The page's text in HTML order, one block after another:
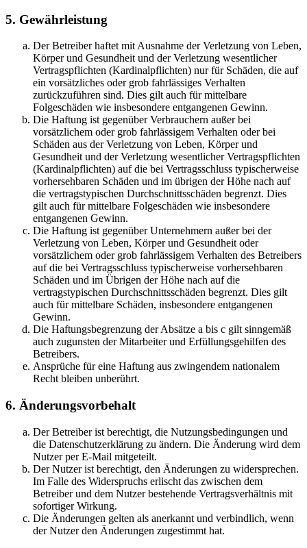
5. Gewährleistung
Der Betreiber haftet mit Ausnahme der Verletzung von Leben,
Körper und Gesundheit und der Verletzung wesentlicher
Vertragspflichten (Kardinalpflichten) nur für Schäden, die auf
ein vorsätzliches oder grob fahrlässiges Verhalten
zurückzuführen sind. Dies gilt auch für mittelbare
Folgeschäden wie insbesondere entgangenen Gewinn.
Die Haftung ist gegenüber Verbrauchern außer bei
vorsätzlichem oder grob fahrlässigem Verhalten oder bei
Schäden aus der Verletzung von Leben, Körper und
Gesundheit und der Verletzung wesentlicher Vertragspflichten
(Kardinalpflichten) auf die bei Vertragsschluss typischerweise
vorhersehbaren Schäden und im übrigen der Höhe nach auf
die vertragstypischen Durchschnittsschäden begrenzt. Dies
gilt auch für mittelbare Folgeschäden wie insbesondere
entgangenen Gewinn.
Die Haftung ist gegenüber Unternehmern außer bei der
Verletzung von Leben, Körper und Gesundheit oder
vorsätzlichem oder grob fahrlässigem Verhalten des Betreibers
auf die bei Vertragsschluss typischerweise vorhersehbaren
Schäden und im Übrigen der Höhe nach auf die
vertragstypischen Durchschnittsschäden begrenzt. Dies gilt
auch für mittelbare Schäden, insbesondere entgangenen
Gewinn.
Die Haftungsbegrenzung der Absätze a bis c gilt sinngemäß
auch zugunsten der Mitarbeiter und Erfüllungsgehilfen des
Betreibers.
Ansprüche für eine Haftung aus zwingendem nationalem
Recht bleiben unberührt.
6. Änderungsvorbehalt
Der Betreiber ist berechtigt, die Nutzungsbedingungen und
die Datenschutzerklärung zu ändern. Die Änderung wird dem
Nutzer per E-Mail mitgeteilt.
Der Nutzer ist berechtigt, den Änderungen zu widersprechen.
Im Falle des Widerspruchs erlischt das zwischen dem
Betreiber und dem Nutzer bestehende Vertragsverhältnis mit
sofortiger Wirkung.
Die Änderungen gelten als anerkannt und verbindlich, wenn
der Nutzer den Änderungen zugestimmt hat.